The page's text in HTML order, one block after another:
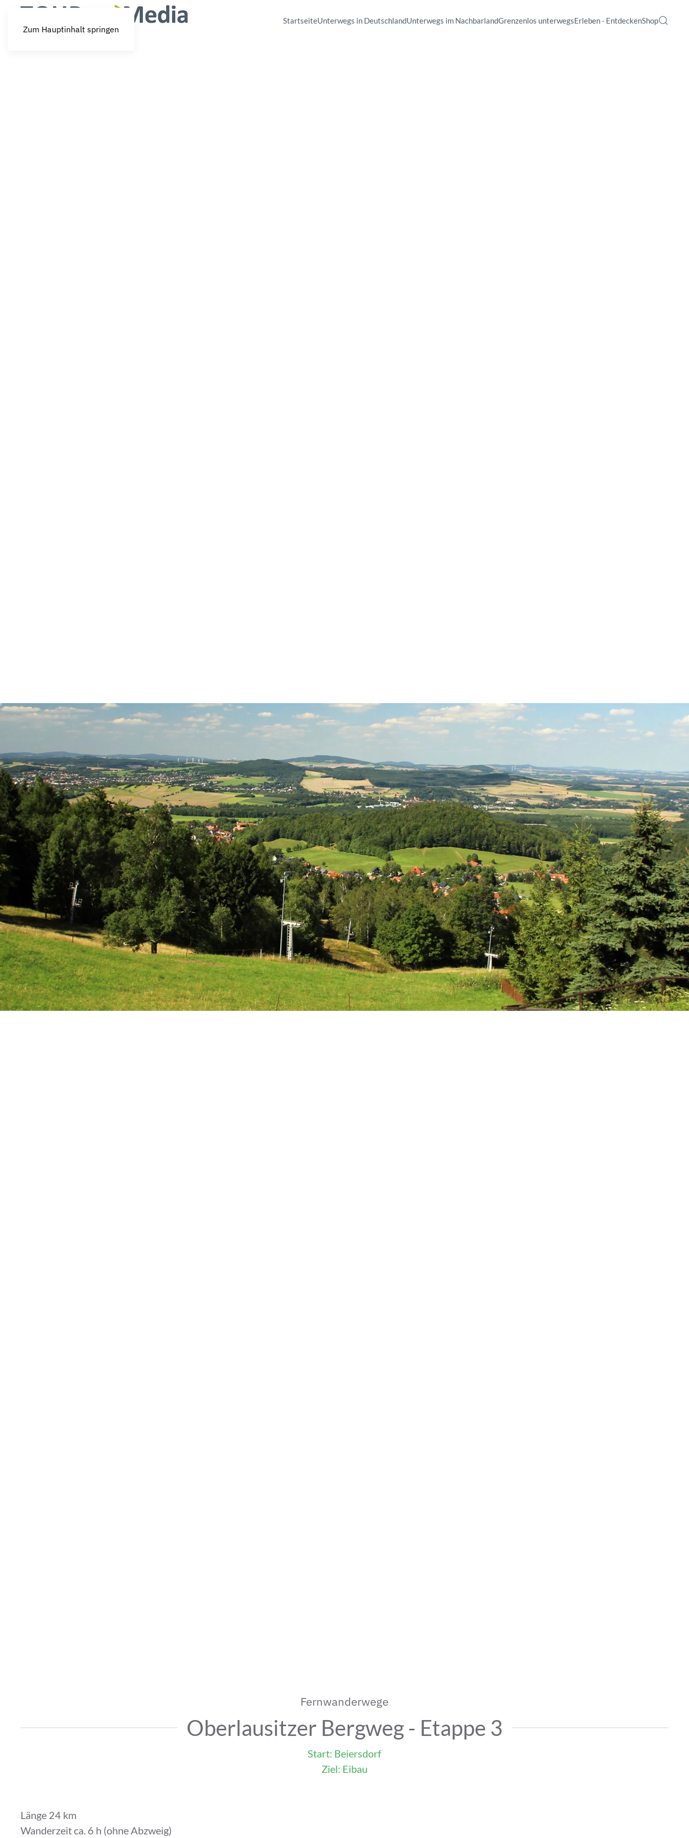
Zum Hauptinhalt springen
StartseiteUnterwegs in DeutschlandUnterwegs im NachbarlandGrenzenlos unterwegsErleben - EntdeckenShop
Fernwanderwege
Oberlausitzer Bergweg - Etappe 3
Start: Beiersdorf
Ziel: Eibau
Länge 24 km
Wanderzeit ca. 6 h (ohne Abzweig)